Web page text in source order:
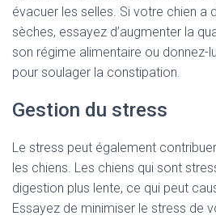
évacuer les selles. Si votre chien a
sèches, essayez d’augmenter la
son régime alimentaire ou donnez-
pour soulager la constipation.
Gestion du stress
Le stress peut également
les chiens. Les chiens qui sont
digestion plus lente, ce qui peut
Essayez de minimiser le stress de